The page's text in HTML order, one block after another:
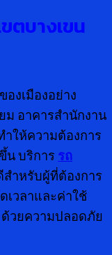
ตบางเขน
งเมืองอย่าง
ม อาคารสำนักงาน
ให้ความต้องการ
น บริการ รถ
สำหรับผู้ที่ต้องการ
วลาและค่าใช้
ด้วยความปลอดภัย